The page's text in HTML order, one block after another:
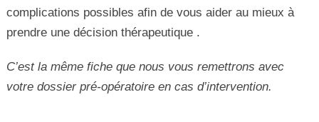
complications possibles afin de vous aider au mieux à
prendre une décision thérapeutique .
C’est la même fiche que nous vous remettrons avec
votre dossier pré-opératoire en cas d’intervention.